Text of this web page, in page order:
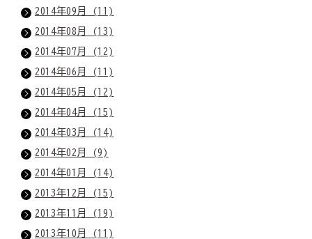
2014年09月 (11)
2014年08月 (13)
2014年07月 (12)
2014年06月 (11)
2014年05月 (12)
2014年04月 (15)
2014年03月 (14)
2014年02月 (9)
2014年01月 (14)
2013年12月 (15)
2013年11月 (19)
2013年10月 (11)